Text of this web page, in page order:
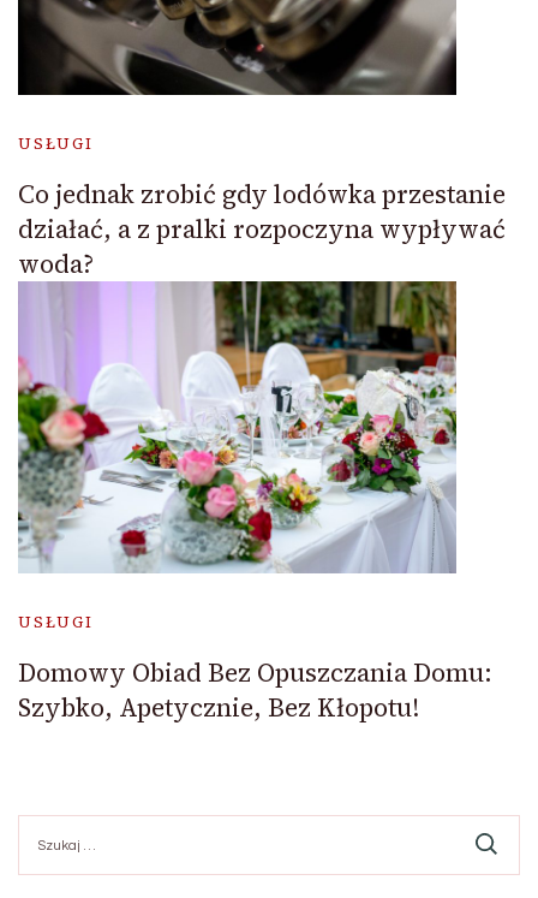
USŁUGI
Co jednak zrobić gdy lodówka przestanie
działać, a z pralki rozpoczyna wypływać
woda?
USŁUGI
Domowy Obiad Bez Opuszczania Domu:
Szybko, Apetycznie, Bez Kłopotu!